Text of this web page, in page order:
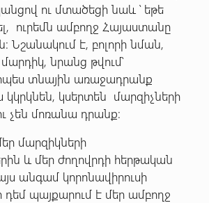
ու մտածեցի նաև ՝ եթե
ուրեմն ամբողջ Հայաստանը
Նշանակում է, բոլորի նման,
նրանց թվում՝
տնային առաջադրանք
կսերտեն մարզիչների
չեն մոռանա դրանք։
մարզիկների
և մեր ժողովրդի հերթական
անգամ կորոնավիրուսի
պայքարում է մեր ամբողջ